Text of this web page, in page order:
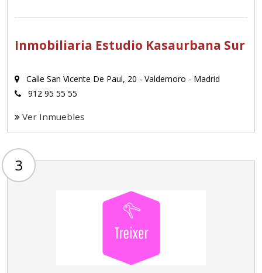
Inmobiliaria Estudio Kasaurbana Sur
Calle San Vicente De Paul, 20 - Valdemoro - Madrid
912 95 55 55
Ver Inmuebles
3